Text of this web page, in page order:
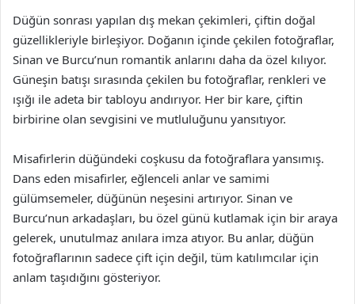
Düğün sonrası yapılan dış mekan çekimleri, çiftin doğal
güzellikleriyle birleşiyor. Doğanın içinde çekilen fotoğraflar,
Sinan ve Burcu’nun romantik anlarını daha da özel kılıyor.
Güneşin batışı sırasında çekilen bu fotoğraflar, renkleri ve
ışığı ile adeta bir tabloyu andırıyor. Her bir kare, çiftin
birbirine olan sevgisini ve mutluluğunu yansıtıyor.
Misafirlerin düğündeki coşkusu da fotoğraflara yansımış.
Dans eden misafirler, eğlenceli anlar ve samimi
gülümsemeler, düğünün neşesini artırıyor. Sinan ve
Burcu’nun arkadaşları, bu özel günü kutlamak için bir araya
gelerek, unutulmaz anılara imza atıyor. Bu anlar, düğün
fotoğraflarının sadece çift için değil, tüm katılımcılar için
anlam taşıdığını gösteriyor.